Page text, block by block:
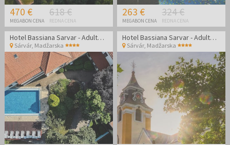
470 €
MEGABON CENA
618 €
REDNA CENA
263 €
MEGABON CENA
324 €
REDNA CENA
Hotel Bassiana Sarvar - Adults Only oddih - Posebna akcijska cena
Sárvár, Madžarska
Hotel Bassiana Sarvar - Adults Only oddih - Posebna akcijska cena
Sárvár, Madžarska